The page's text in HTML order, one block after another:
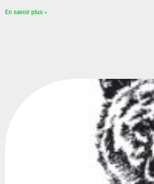
En savoir plus »